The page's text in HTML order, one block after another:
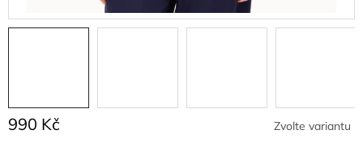
990 Kč Zvolte variantu